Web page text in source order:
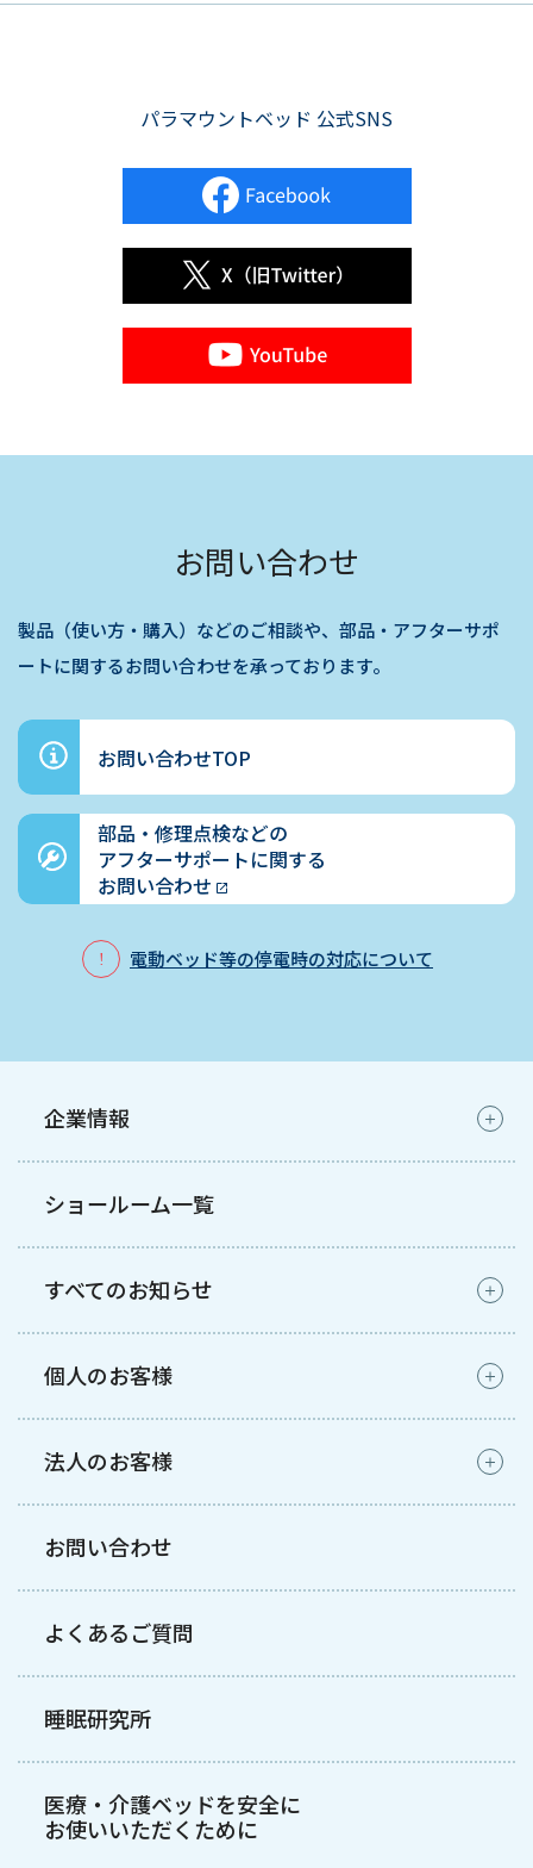
パラマウントベッド 公式SNS
お問い合わせ
製品（使い方・購入）などのご相談や、部品・アフターサポ
ートに関するお問い合わせを承っております。
お問い合わせTOP
部品・修理点検などの
アフターサポートに関する
お問い合わせ
電動ベッド等の停電時の対応について
企業情報
ショールーム一覧
すべてのお知らせ
個人のお客様
法人のお客様
お問い合わせ
よくあるご質問
睡眠研究所
医療・介護ベッドを安全に
お使いいただくために